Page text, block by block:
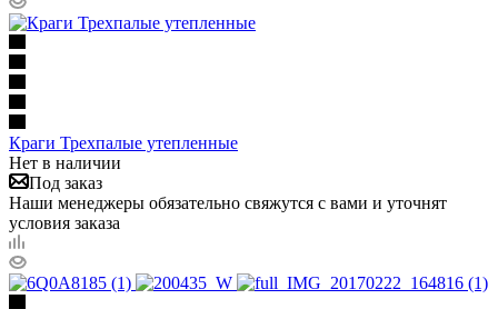
Краги Трехпалые утепленные
Нет в наличии
Под заказ
Наши менеджеры обязательно свяжутся с вами и уточнят
условия заказа